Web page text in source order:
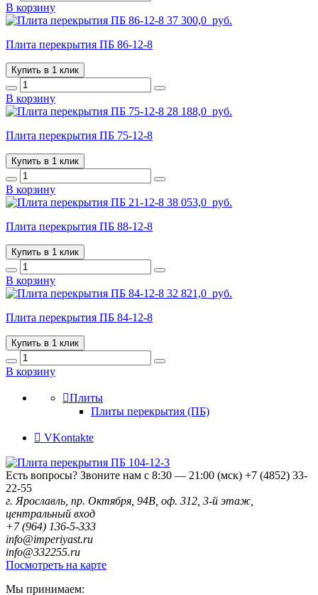
В корзину
37 300,0 руб.
Плита перекрытия ПБ 86-12-8
Купить в 1 клик
В корзину
28 188,0 руб.
Плита перекрытия ПБ 75-12-8
Купить в 1 клик
В корзину
38 053,0 руб.
Плита перекрытия ПБ 88-12-8
Купить в 1 клик
В корзину
32 821,0 руб.
Плита перекрытия ПБ 84-12-8
Купить в 1 клик
В корзину
Плиты
Плиты перекрытия (ПБ)
VKontakte
Есть вопросы? Звоните нам с 8:30 — 21:00 (мск) +7 (4852) 33-
22-55
г. Ярославль, пр. Октября, 94В, оф. 312, 3-й этаж,
центральный вход
+7 (964) 136-5-333
info@imperiyast.ru
info@332255.ru
Посмотреть на карте
Мы принимаем: